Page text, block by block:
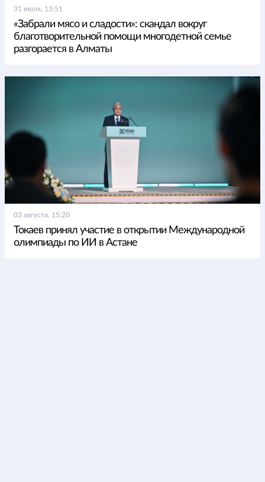
31 июля, 13:51
«Забрали мясо и сладости»: скандал вокруг
благотворительной помощи многодетной семье
разгорается в Алматы
03 августа, 15:20
Токаев принял участие в открытии Международной
олимпиады по ИИ в Астане